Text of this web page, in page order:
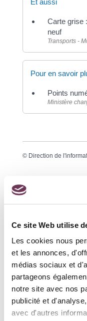
Ce site Web utilise
Les cookies nous
et les annonces,
médias sociaux et
partageons
notre site avec nos
publicité et
avec d'autres
Carte grise
neuf
Transports -
Pour en savoir
Points
Ministère
© Direction de
Accueil
grise (certificat
immatriculer un 2
acheté en France ?